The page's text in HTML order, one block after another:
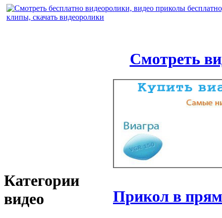
Смотреть
Категории
видео
Прикол в